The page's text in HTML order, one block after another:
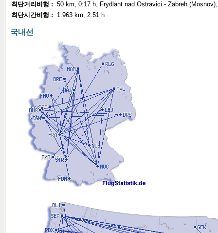
최단거리비행 : 50 km, 0:17 h, Frydlant nad Ostravici - Zabreh
최단시간비행 :
1.963 km, 2:51 h
국내선